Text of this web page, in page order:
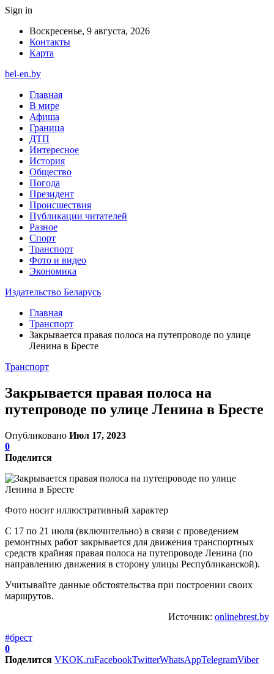
Sign in
Воскресенье, 9 августа, 2026
Контакты
Карта
bel-en.by
Главная
В мире
Афиша
Граница
ДТП
Интересное
История
Общество
Погода
Президент
Происшествия
Публикации читателей
Разное
Спорт
Транспорт
Фото и видео
Экономика
Издательство Беларусь
Главная
Транспорт
Закрывается правая полоса на путепроводе по улице
Ленина в Бресте
Транспорт
Закрывается правая полоса на
путепроводе по улице Ленина в Бресте
Опубликовано Июл 17, 2023
0
Поделится
Фото носит иллюстративный характер
С 17 по 21 июля (включительно) в связи с проведением
ремонтных работ закрывается для движения транспортных
средств крайняя правая полоса на путепроводе Ленина (по
направлению движения в сторону улицы Республиканской).
Учитывайте данные обстоятельства при построении своих
маршрутов.
Источник: onlinebrest.by
#брест
0
Поделится VKOK.ruFacebookTwitterWhatsAppTelegramViber